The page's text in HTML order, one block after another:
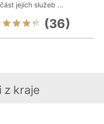
jejích služeb ...
(36)
z kraje